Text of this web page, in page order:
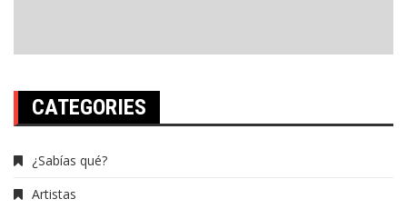
CATEGORIES
¿Sabías qué?
Artistas